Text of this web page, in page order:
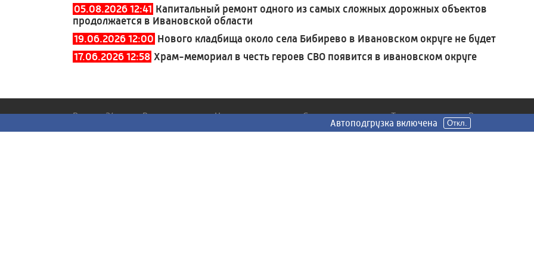
05.08.2026 12:41 Капитальный ремонт одного из самых сложных дорожных объектов
продолжается в Ивановской области
19.06.2026 12:00 Нового кладбища около села Бибирево в Ивановском округе не будет
17.06.2026 12:58 Храм-мемориал в честь героев СВО появится в ивановском округе
Россия 24
Вести
Новости Сюжеты Телепередачи Радио
Автоподгрузка включена Откл.